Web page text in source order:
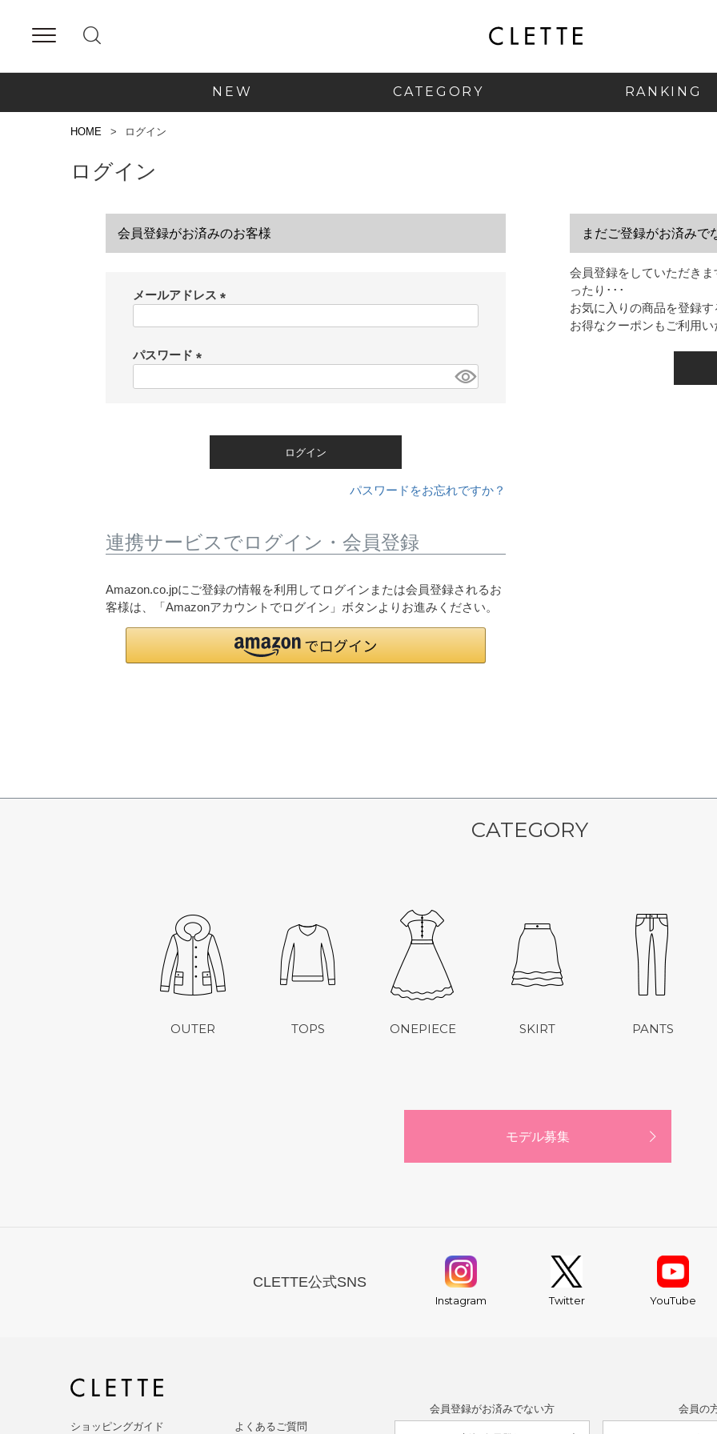
NEW CATEGORY RANKING
HOME ログイン
ログイン
会員登録がお済みのお客様
メールアドレス
パスワード
ログイン
パスワードをお忘れですか？
連携サービスでログイン・会員登録
Amazon.co.jpにご登録の情報を利用してログインまたは会員登録されるお
客様は、「Amazonアカウントでログイン」ボタンよりお進みください。
まだご登録がお済みで
会員登録をしていただき
ったり･･･
お気に入りの商品を登録
お得なクーポンもご利用
CATEGORY
OUTER TOPS ONEPIECE SKIRT PANTS
モデル募集
CLETTE公式SNS
Instagram Twitter YouTube
会員登録がお済みでない方 会員の
ショッピングガイド よくあるご質問